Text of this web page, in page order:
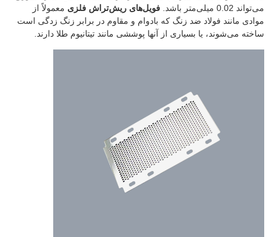
میلی‌متر باشد.
فویل‌های ریش‌تراش فلزی معمولاً از
مانند فولاد ضد زنگ که بادوام و مقاوم در برابر زنگ زدگی است
می‌شوند، یا بسیاری از آنها پوششی مانند تیتانیوم طلا دارند.